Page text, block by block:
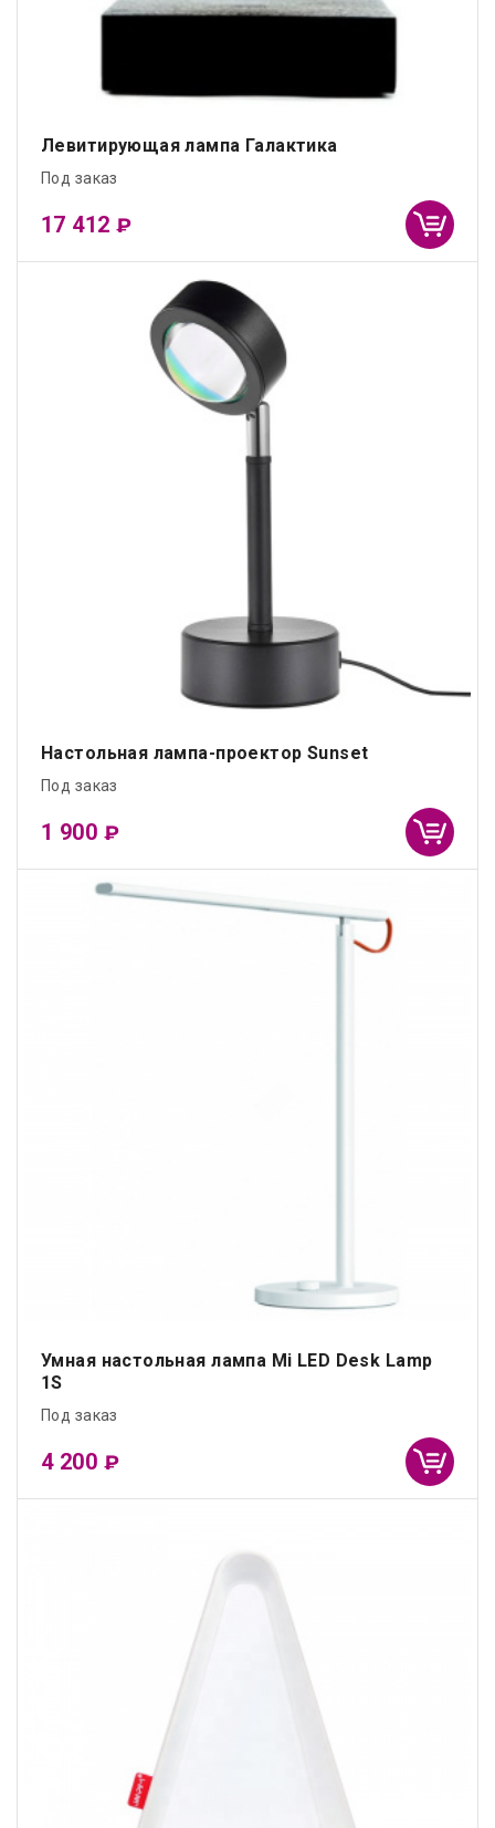
Левитирующая лампа Галактика
Под заказ
17 412 ₽
Настольная лампа-проектор Sunset
Под заказ
1 900 ₽
Умная настольная лампа Mi LED Desk Lamp
1S
Под заказ
4 200 ₽